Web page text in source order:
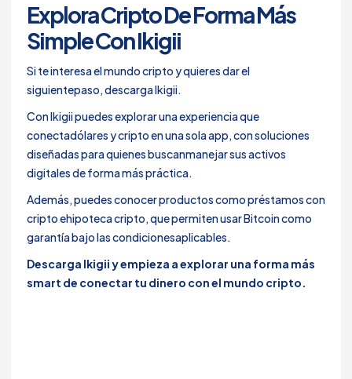
Explora Cripto De Forma Más
Simple Con Ikigii
Si te interesa el mundo cripto y quieres dar el
siguientepaso, descarga Ikigii.
Con Ikigii puedes explorar una experiencia que
conectadólares y cripto en una sola app, con soluciones
diseñadas para quienes buscanmanejar sus activos
digitales de forma más práctica.
Además, puedes conocer productos como préstamos con
cripto ehipoteca cripto, que permiten usar Bitcoin como
garantía bajo las condicionesaplicables.
Descarga Ikigii y empieza a explorar una forma más
smart de conectar tu dinero con el mundo cripto.